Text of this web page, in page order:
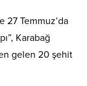
27 Temmuz’da
Karabağ
gelen 20 şehit